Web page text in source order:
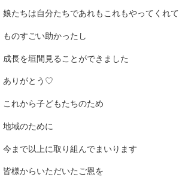
娘たちは自分たちであれもこれもやってくれて
ものすごい助かったし
成長を垣間見ることができました
ありがとう♡
これから子どもたちのため
地域のために
今まで以上に取り組んでまいります
皆様からいただいたご恩を